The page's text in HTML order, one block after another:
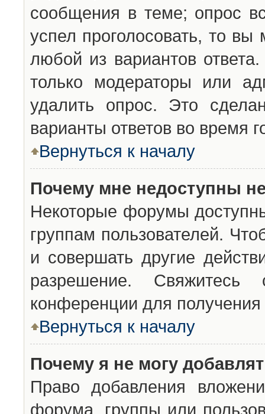
сообщения в теме; опрос
успел проголосовать, то вы
любой из вариантов
только модераторы или
удалить опрос. Это
варианты ответов во время
Вернуться к началу
Почему мне недоступны
Некоторые форумы
группам пользователей.
и совершать другие
разрешение. Свяжитесь
конференции для получения
Вернуться к началу
Почему я не могу
Право добавления
форума, группы или